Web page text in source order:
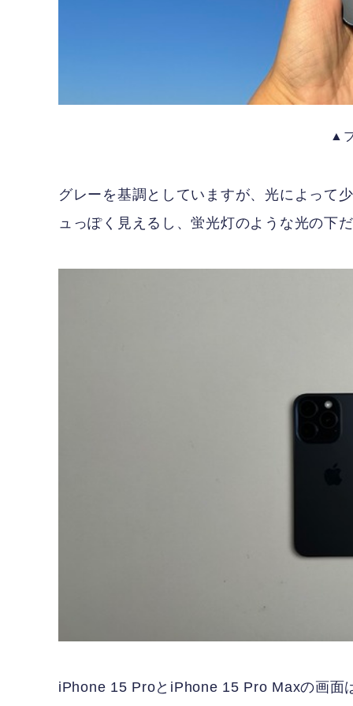
▲
グレーを基調としていますが、光によって
ュっぽく見えるし、蛍光灯のような光の下
iPhone 15 ProとiPhone 15 Pro Maxの画面